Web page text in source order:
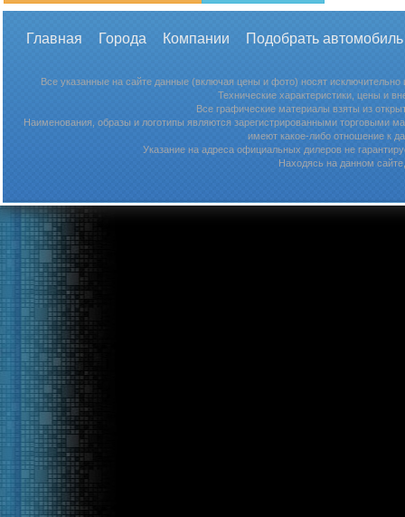
Главная Города Компании Подобрать
Все указанные на сайте данные (включая цены и фото) носят
Технические характеристики, цены и
Все графические материалы взяты из
Наименования, образы и логотипы являются зарегистрированными торговыми
имеют какое-либо отношение к
Указание на адреса официальных дилеров не
Находясь на данном